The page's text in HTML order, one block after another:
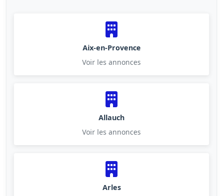
Aix-en-Provence
Voir les annonces
Allauch
Voir les annonces
Arles